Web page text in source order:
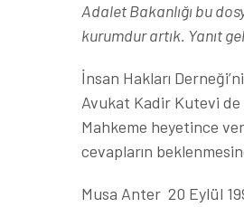
Adalet Bakanlığı bu
kurumdur artık. Yanıt
İnsan Hakları
Avukat Kadir Kutevi
Mahkeme heyetince
cevapların
Musa Anter 20 Eylül